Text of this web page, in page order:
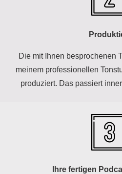
Die mit Ihnen besprochenen
meinem professionellen
produziert. Das passiert
Ihre fertigen